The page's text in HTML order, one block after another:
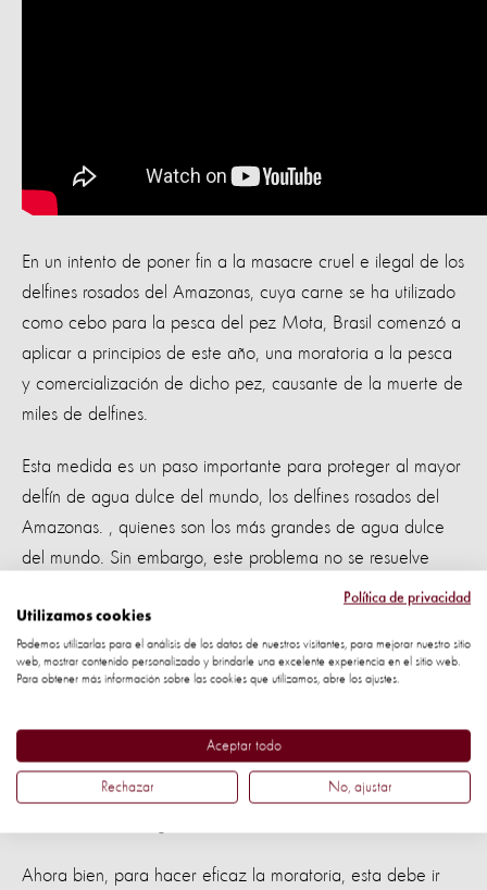
En un intento de poner fin a la masacre cruel e ilegal de los
delfines rosados del Amazonas, cuya carne se ha utilizado
como cebo para la pesca del pez Mota, Brasil comenzó a
aplicar a principios de este año, una moratoria a la pesca
y comercialización de dicho pez, causante de la muerte de
miles de delfines.
Esta medida es un paso importante para proteger al mayor
delfín de agua dulce del mundo, los delfines rosados del
Amazonas. , quienes son los más grandes de agua dulce
del mundo. Sin embargo, este problema no se resuelve
solo, la venta del pez Mota, principalmente en Colombia,
representa una gran fuente de ingresos para las
comunidades costeras en el Amazonas.
económicas. Ya que sus ingresos se verían afectados
profundamente, existiendo aún el riesgo de que el pez
Mota se comercialice ilegalmente a Colombia y por ende
Ahora bien, para hacer eficaz la moratoria, esta debe ir
Política de privacidad
Utilizamos cookies
Podemos utilizarlas para el análisis de los datos de nuestros visitantes, para mejorar nuestro sitio
web, mostrar contenido personalizado y brindarle una excelente experiencia en el sitio web.
Para obtener más información sobre las cookies que utilizamos, abre los ajustes.
Aceptar todo
Rechazar No, ajustar